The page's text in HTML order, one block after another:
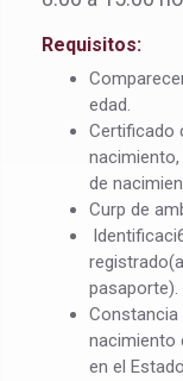
Requisitos:
edad.
Certificado
de
Curp de
pasaporte).
Constancia
nacimiento
en el